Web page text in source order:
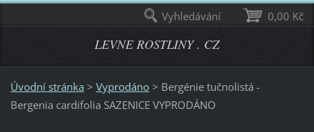
LEVNE ROSTLINY . CZ
Úvodní stránka > Vyprodáno > Bergénie tučnolistá -
Bergenia cardifolia SAZENICE VYPRODÁNO
0,00 Kč
Vyhledávání